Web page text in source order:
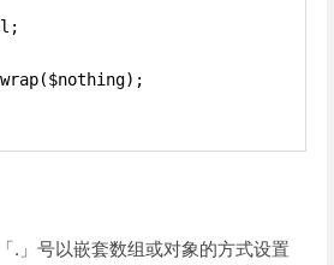
.」号以嵌套数组或对象的方式设置